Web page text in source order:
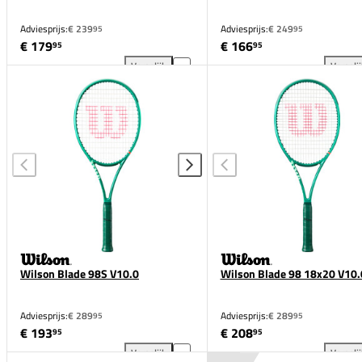
Adviesprijs:€ 23995
€ 17995
Vergelijk
Wilson Blade 100UL V10.0 toevoegen aan
Adviesprijs:€ 24995
€ 16695
Wilson Blade 98S V10.0
Adviesprijs:€ 28995
€ 19395
Vergelijk
Wilson Blade 98 18x20
Adviesprijs:€ 28995
€ 20895